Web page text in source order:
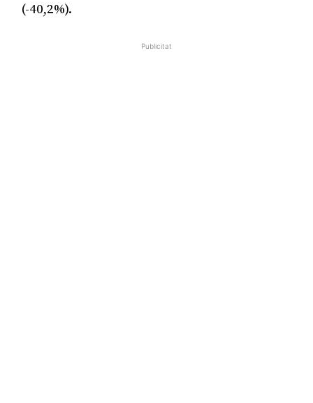
(-40,2%).
Publicitat